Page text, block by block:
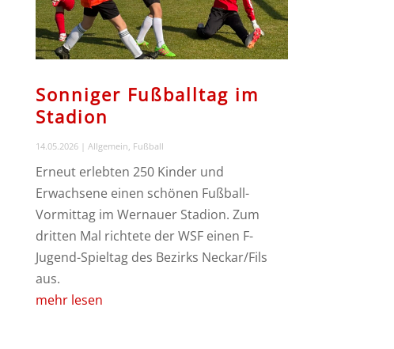
Sonniger Fußballtag im
Stadion
14.05.2026| Allgemein, Fußball
Erneut erlebten 250 Kinder und
Erwachsene einen schönen Fußball-
Vormittag im Wernauer Stadion. Zum
dritten Mal richtete der WSF einen F-
Jugend-Spieltag des Bezirks Neckar/Fils
aus.
mehr lesen